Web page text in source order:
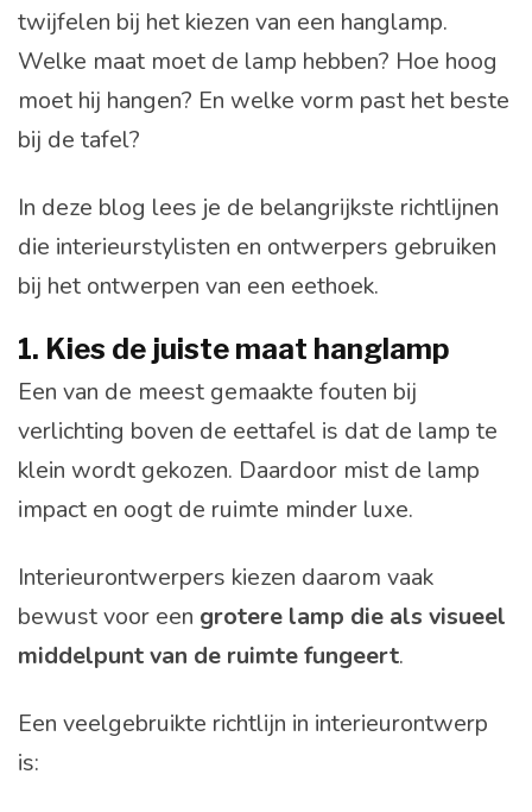
twijfelen bij het kiezen van een hanglamp.
Welke maat moet de lamp hebben? Hoe hoog
moet hij hangen? En welke vorm past het beste
bij de tafel?
In deze blog lees je de belangrijkste richtlijnen
die interieurstylisten en ontwerpers gebruiken
bij het ontwerpen van een eethoek.
1. Kies de juiste maat hanglamp
Een van de meest gemaakte fouten bij
verlichting boven de eettafel is dat de lamp te
klein wordt gekozen. Daardoor mist de lamp
impact en oogt de ruimte minder luxe.
Interieurontwerpers kiezen daarom vaak
bewust voor een grotere lamp die als visueel
middelpunt van de ruimte fungeert.
Een veelgebruikte richtlijn in interieurontwerp
is: